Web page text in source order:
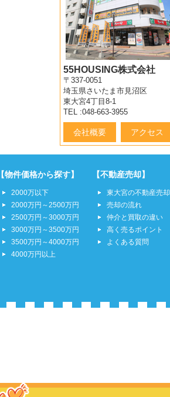
55HOUSING株式会社
〒337-0051
埼玉県さいたま市見沼区
東大宮4丁目8-1
TEL :048-663-3955
会社概要 アクセス
【物件価格から探す】
2000万以下
2000万円～2500万円
2500万円～3000万円
3000万円～3500万円
3500万円～4000万円
4000万円以上
【不動産売却】
東大宮の不動産売却
売却の流れ
仲介と買取の違い
高く売るポイント
よくある質問